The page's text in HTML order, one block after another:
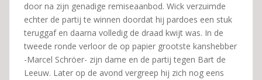
door na zijn genadige remiseaanbod. Wick verzuimde
echter de partij te winnen doordat hij pardoes een stuk
teruggaf en daarna volledig de draad kwijt was. In de
tweede ronde verloor de op papier grootste kanshebber
-Marcel Schröer- zijn dame en de partij tegen Bart de
Leeuw. Later op de avond vergreep hij zich nog eens